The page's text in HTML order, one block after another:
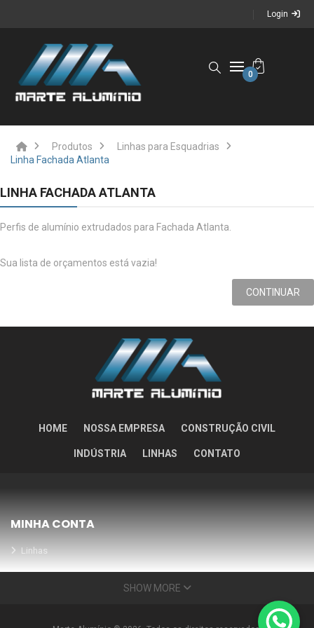
Login
0
Produtos
Linhas para Esquadrias
Linha Fachada Atlanta
LINHA FACHADA ATLANTA
Perfis de alumínio extrudados para Fachada Atlanta.
Sua lista de orçamentos está vazia!
CONTINUAR
HOME NOSSA EMPRESA CONSTRUÇÃO CIVIL
INDÚSTRIA LINHAS CONTATO
MINHA CONTA
Linhas
Meus Orçamentos
Condições Especiais
SHOW MORE